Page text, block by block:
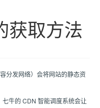
获取方法
分发网络）会将网站的静态资
牛的 CDN 智能调度系统会让